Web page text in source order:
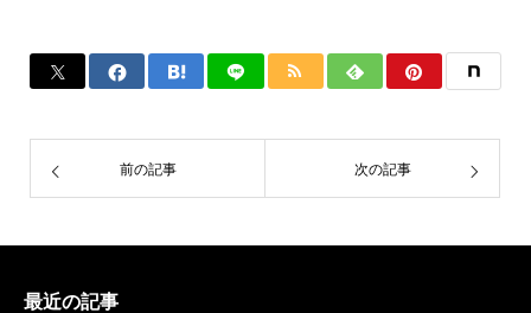
前の記事 次の記事
最近の記事